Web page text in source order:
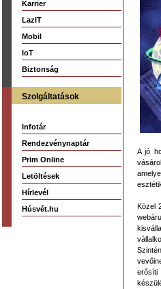
Karrier
LazIT
Mobil
IoT
Biztonság
Szolgáltatások
Infotár
Rendezvénynaptár
Prim Online
Letöltések
Hírlevél
Húsvét.hu
A jó
Közel
erősíti